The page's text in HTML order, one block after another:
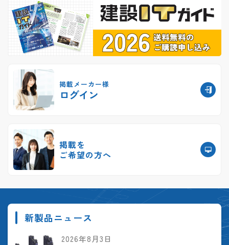
掲載メーカー様
ログイン
掲載を
ご希望の方へ
新製品ニュース
2026年8月3日